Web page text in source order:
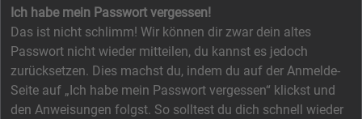
Ich habe mein Passwort vergessen!
Das ist nicht schlimm! Wir können dir zwar dein altes
Passwort nicht wieder mitteilen, du kannst es jedoch
zurücksetzen. Dies machst du, indem du auf der Anmelde-
Seite auf „Ich habe mein Passwort vergessen“ klickst und
den Anweisungen folgst. So solltest du dich schnell wieder